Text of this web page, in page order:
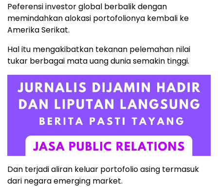
Peferensi investor global berbalik dengan
memindahkan alokasi portofolionya kembali ke
Amerika Serikat.
Hal itu mengakibatkan tekanan pelemahan nilai
tukar berbagai mata uang dunia semakin tinggi.
Dan terjadi aliran keluar portofolio asing termasuk
dari negara emerging market.